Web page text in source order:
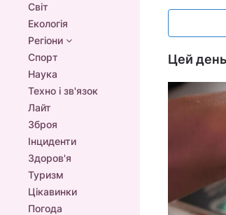
Світ
Екологія
Регіони
Спорт
Наука
Техно і зв'язок
Лайт
Зброя
Інциденти
Здоров'я
Туризм
Цікавинки
Погода
Цей